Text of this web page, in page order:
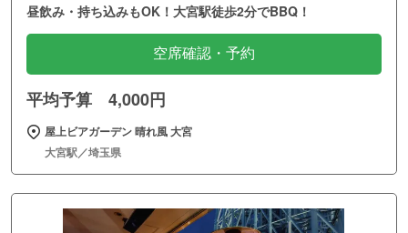
昼飲み・持ち込みもOK！大宮駅徒歩2分でBBQ！
空席確認・予約
平均予算 4,000円
屋上ビアガーデン 晴れ風 大宮
大宮駅／埼玉県